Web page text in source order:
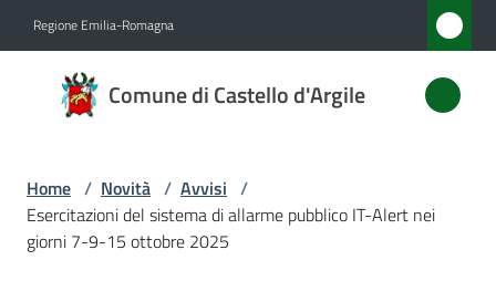
Regione Emilia-Romagna
Comune di Castello d'Argile
Comune
di
d'Argile
Home / Novità / Avvisi /
Esercitazioni del sistema di allarme pubblico IT-Alert nei
giorni 7-9-15 ottobre 2025